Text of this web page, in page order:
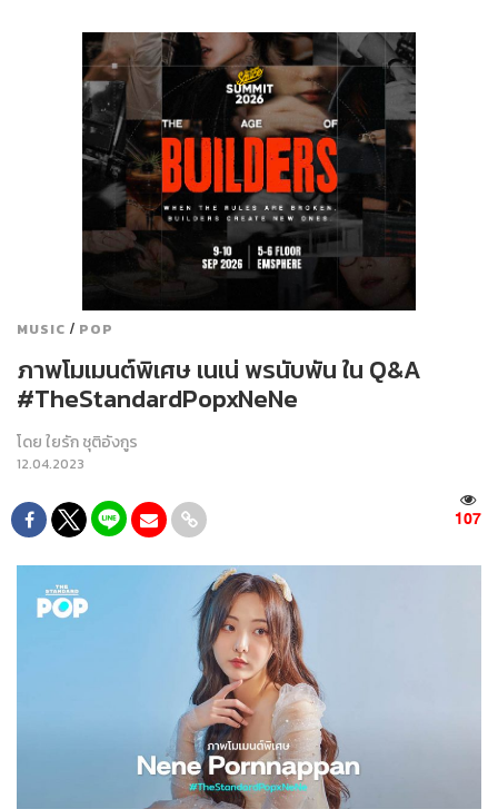
MUSIC / POP
ภาพโมเมนต์พิเศษ เนเน่ พรนับพัน ใน Q&A
#TheStandardPopxNeNe
โดยใยรัก ชุติอังกูร
12.04.2023
107